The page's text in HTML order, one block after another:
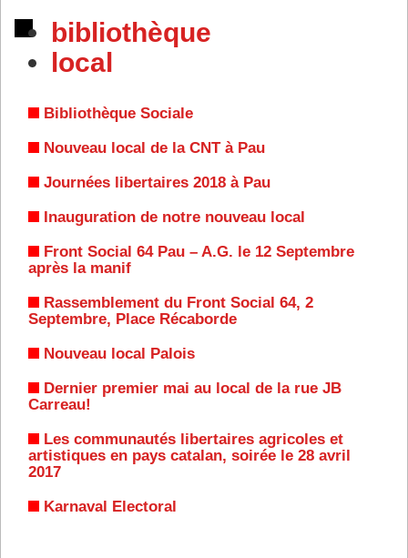
bibliothèque
local
Bibliothèque Sociale
Nouveau local de la CNT à Pau
Journées libertaires 2018 à Pau
Inauguration de notre nouveau local
Front Social 64 Pau – A.G. le 12 Septembre
après la manif
Rassemblement du Front Social 64, 2
Septembre, Place Récaborde
Nouveau local Palois
Dernier premier mai au local de la rue JB
Carreau!
Les communautés libertaires agricoles et
artistiques en pays catalan, soirée le 28 avril
2017
Karnaval Electoral